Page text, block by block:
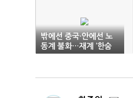
밖에선 중국·안에선 노
동계 불화…재계 ‘한숨
만’